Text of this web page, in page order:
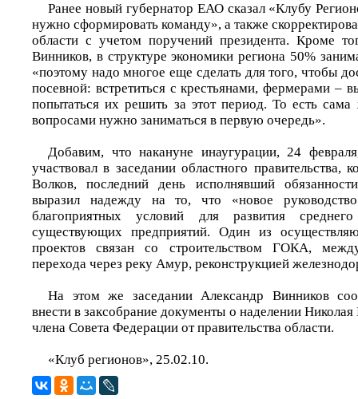
Ранее новый губернатор ЕАО сказал «Клубу
нужно сформировать команду», а также
области с учетом поручений президента. Кроме
Винников, в структуре экономики региона 50%
«поэтому надо многое еще сделать для того, чтобы
посевной: встретиться с крестьянами, фермерами –
попытаться их решить за этот период. То есть сама
вопросами нужно заниматься в первую очередь».
Добавим, что накануне инаугурации, 24
участвовал в заседании областного правительства,
Волков, последний день исполнявший
выразил надежду на то, что «новое
благоприятных условий для развития
существующих предприятий. Один из
проектов связан со строительством ГОКА,
перехода через реку Амур, реконструкцией
На этом же заседании Александр Винников
внести в заксобрание документы о наделении
члена Совета Федерации от правительства области.
«Клуб регионов», 25.02.10.